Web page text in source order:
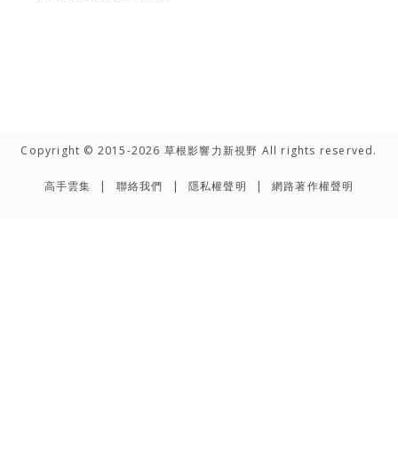
Copyright © 2015-2026 草根影響力新視野 All rights reserved.
高手雲集 聯絡我們 隱私權聲明 網路著作權聲明